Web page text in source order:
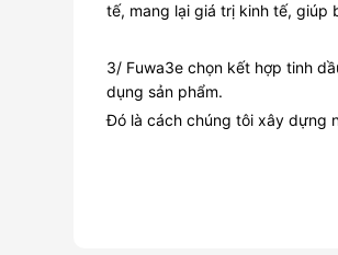
tế, mang lại giá trị kinh tế, giúp
3/ Fuwa3e chọn kết hợp tinh
dụng sản phẩm.
Đó là cách chúng tôi xây dựng